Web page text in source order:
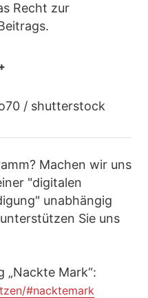
Recht zur
/ shutterstock
Machen wir uns
"digitalen
unabhängig
Sie uns
„Nackte Mark“:
#nacktemark